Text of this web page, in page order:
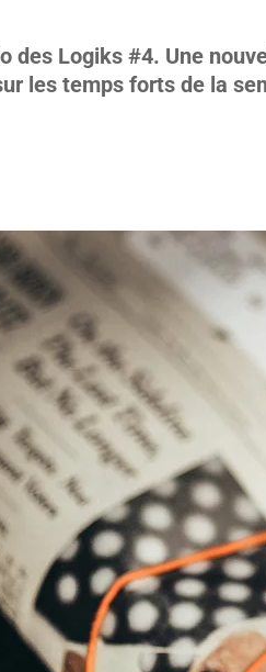
des Logiks #4. Une
les temps forts de la